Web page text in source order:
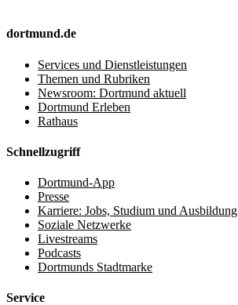
dortmund.de
Services und Dienstleistungen
Themen und Rubriken
Newsroom: Dortmund aktuell
Dortmund Erleben
Rathaus
Schnellzugriff
Dortmund-App
Presse
Karriere: Jobs, Studium und Ausbildung
Soziale Netzwerke
Livestreams
Podcasts
Dortmunds Stadtmarke
Service